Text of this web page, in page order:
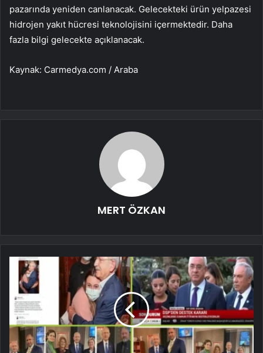
pazarında yeniden canlanacak. Gelecekteki ürün yelpazesi
hidrojen yakıt hücresi teknolojisini içermektedir. Daha
fazla bilgi gelecekte açıklanacak.
Kaynak: Carmedya.com / Araba
MERT ÖZKAN